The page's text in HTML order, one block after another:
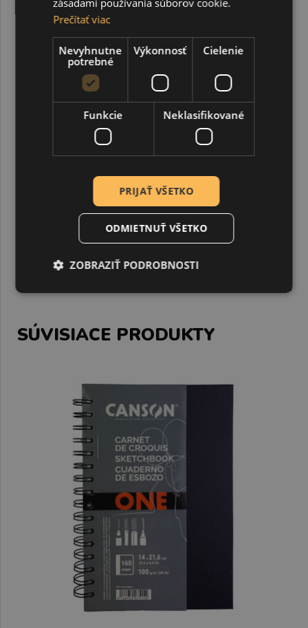
svojim kresbám profesionálny priestor s obľúbenými
SÚVISIACE PRODUKTY
Prečítať viac
Nevyhnutne
potrebné
Výkonnosť Cielenie
Funkcie Neklasifikované
PRIJAŤ VŠETKO
ODMIETNUŤ VŠETKO
ZOBRAZIŤ PODROBNOSTI